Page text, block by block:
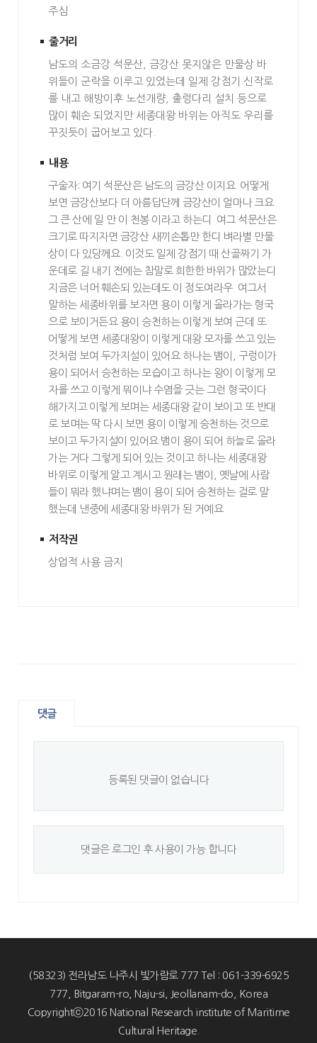
주심
줄거리
남도의 소금강 석문산, 금강산 못지않은 만물상 바
위들이 군락을 이루고 있었는데 일제 강점기 신작로
를 내고 해방이후 노선개량, 출렁다리 설치 등으로
많이 훼손 되었지만 세종대왕 바위는 아직도 우리를
꾸짓듯이 굽어보고 있다.
내용
구술자: 여기 석문산은 남도의 금강산 이지요. 어떻게
보면 금강산보다 더 아름답단께 금강산이 얼마나 크요
그 큰 산에 일 만 이 천봉 이라고 하는디 여그 석문산은
크기로 따지자면 금강산 새끼손톱만 한디 벼라별 만물
상이 다 있당께요. 이것도 일제 강점기 때 산골짜기 가
운데로 길 내기 전에는 참말로 희한한 바위가 많았는디
지금은 너머 훼손되 있는데도 이 정도여라우 여그서
말하는 세종바위를 보자면 용이 이렇게 올라가는 형국
으로 보이거든요 용이 승천하는 이렇게 보여 근데 또
어떻게 보면 세종대왕이 이렇게 대왕 모자를 쓰고 있는
것처럼 보여 두가지설이 있어요 하나는 뱀이, 구렁이가
용이 되어서 승천하는 모습이고 하나는 왕이 이렇게 모
자를 쓰고 이렇게 뭐이냐 수염을 긋는 그런 형국이다
해가지고 이렇게 보며는 세종대왕 같이 보이고 또 반대
로 보며는 딱 다시 보면 용이 이렇게 승천하는 것으로
보이고 두가지설이 있어요 뱀이 용이 되어 하늘로 올라
가는 거다 그렇게 되어 있는 것이고 하나는 세종대왕
바위로 이렇게 알고 계시고 원래는 뱀이, 옛날에 사람
들이 뭐라 했냐며는 뱀이 용이 되어 승천하는 걸로 말
했는데 낸중에 세종대왕 바위가 된 거예요
저작권
상업적 사용 금지
댓글
등록된 댓글이 없습니다
댓글은 로그인 후 사용이 가능 합니다
(58323) 전라남도 나주시 빛가람로 777 Tel : 061-339-6925
777, Bitgaram-ro, Naju-si, Jeollanam-do, Korea
Copyrightⓒ2016 National Research institute of Maritime
Cultural Heritage.